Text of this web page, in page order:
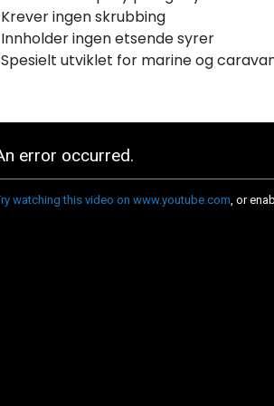
Krever ingen skrubbing
Innholder ingen etsende syrer
Spesielt utviklet for marine og